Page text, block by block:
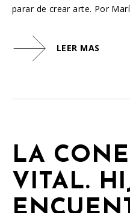
parar de crear arte. Por
LEER MAS
LA
VITAL.